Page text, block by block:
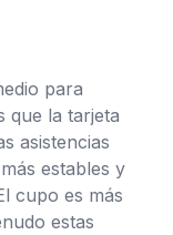
para
que la tarjeta
asistencias
estables y
cupo es más
estas